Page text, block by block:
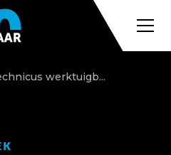
werktuigb...